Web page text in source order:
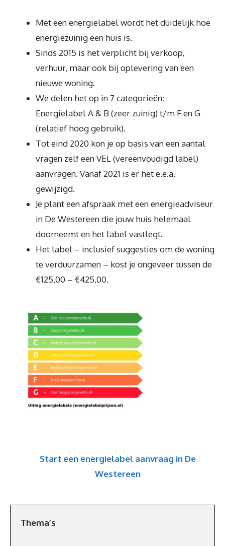
Met een energielabel wordt het duidelijk hoe
energiezuinig een huis is.
Sinds 2015 is het verplicht bij verkoop,
verhuur, maar ook bij oplevering van een
nieuwe woning.
We delen het op in 7 categorieën:
Energielabel A & B (zeer zuinig) t/m F en G
(relatief hoog gebruik).
Tot eind 2020 kon je op basis van een aantal
vragen zelf een VEL (vereenvoudigd label)
aanvragen. Vanaf 2021 is er het e.e.a.
gewijzigd.
Je plant een afspraak met een energieadviseur
in De Westereen die jouw huis helemaal
doorneemt en het label vastlegt.
Het label – inclusief suggesties om de woning
te verduurzamen – kost je ongeveer tussen de
€125,00 – €425,00.
Start een energielabel aanvraag in De
Westereen
Thema’s